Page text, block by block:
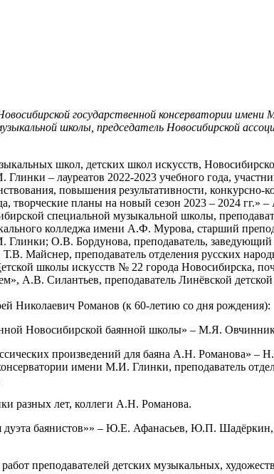
государственной консерватории имени
школы, председатель Новосибирской
школ, детских школ искусств,
– лауреатов 2022-2023 учебного года,
повышения результативности, конкурсно-
творческие планы на новый сезон 2023 – 2024
специальной музыкальной школы,
колледжа имени А.Ф. Мурова, старший
О.В. Бордунова, преподаватель,
Майснер, преподаватель отделения русских
школы искусств № 22 города Новосибирска,
А.В. Силантьев, преподаватель Линёвской
Николаевич Романов (к 60-летию со дня рождения):
Новосибирской баянной школы» – М.Я.
произведений для баяна А.Н. Романова» –
имени М.И. Глинки, преподаватель
разных лет, коллеги А.Н. Романова.
баянистов»» – Ю.Е. Афанасьев, Ю.П. Шадёркин,
преподавателей детских музыкальных,